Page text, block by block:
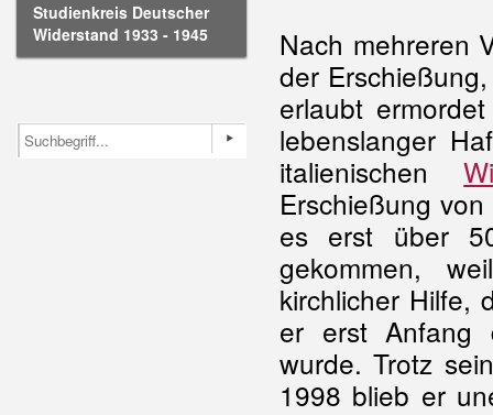
Studienkreis Deutscher
Widerstand 1933 - 1945
Nach mehreren
der
erlaubt
lebenslanger
italienischen
Erschießung
es erst über
gekommen,
kirchlicher Hilfe,
er erst Anfang
wurde. Trotz
1998 blieb er